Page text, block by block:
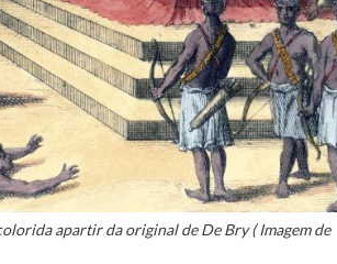
apartir da original de De Bry ( Imagem de